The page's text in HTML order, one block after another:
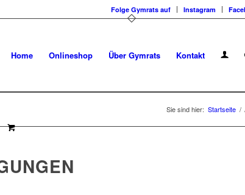
Folge Gymrats auf Instagram
Home Onlineshop Über Gymrats Kontakt
Sie sind hier: Startseite /